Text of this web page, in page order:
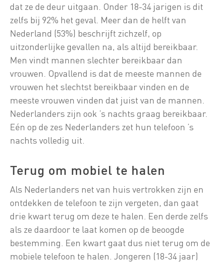
dat ze de deur uitgaan. Onder 18-34 jarigen is dit
zelfs bij 92% het geval. Meer dan de helft van
Nederland (53%) beschrijft zichzelf, op
uitzonderlijke gevallen na, als altijd bereikbaar.
Men vindt mannen slechter bereikbaar dan
vrouwen. Opvallend is dat de meeste mannen de
vrouwen het slechtst bereikbaar vinden en de
meeste vrouwen vinden dat juist van de mannen.
Nederlanders zijn ook ’s nachts graag bereikbaar.
Eén op de zes Nederlanders zet hun telefoon ’s
nachts volledig uit.
Terug om mobiel te halen
Als Nederlanders net van huis vertrokken zijn en
ontdekken de telefoon te zijn vergeten, dan gaat
drie kwart terug om deze te halen. Een derde zelfs
als ze daardoor te laat komen op de beoogde
bestemming. Een kwart gaat dus niet terug om de
mobiele telefoon te halen. Jongeren (18-34 jaar)